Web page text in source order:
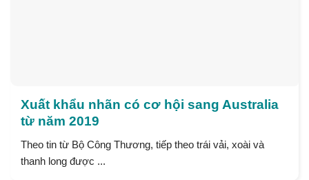
Xuất khẩu nhãn có cơ hội sang Australia
từ năm 2019
Theo tin từ Bộ Công Thương, tiếp theo trái vải, xoài và
thanh long được ...